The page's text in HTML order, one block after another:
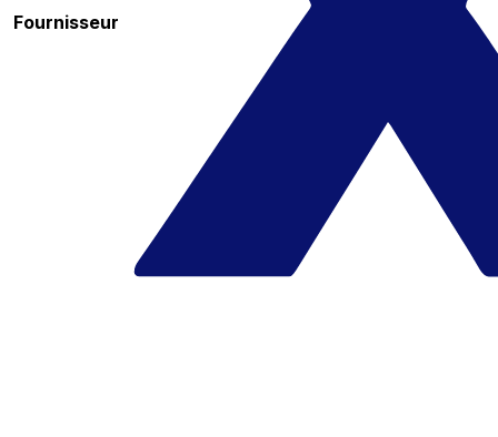
Fournisseur